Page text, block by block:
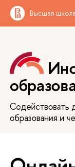
Высшая
Содействовать
образования и